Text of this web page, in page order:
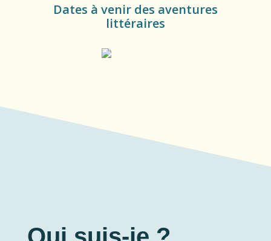
Dates à venir des aventures
littéraires